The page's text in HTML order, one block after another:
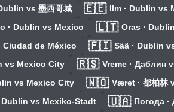
vs 墨西哥城 🇪🇪 Ilm · Dublin vs
· Dublin vs Mexico 🇱🇹 Oras ·
Ciudad de México 🇫🇮 Sää · Dublin
vs Mexico City 🇷🇸 Vreme · Даблин
vs Mexico City 🇳🇴 Været · 都柏林
Dublin vs Mexiko-Stadt 🇺🇦 Погода ·